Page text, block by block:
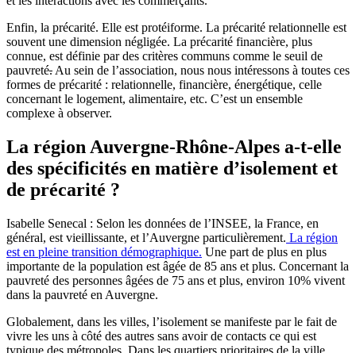
Enfin, la précarité. Elle est protéiforme. La précarité relationnelle est
souvent une dimension négligée. La précarité financière, plus
connue, est définie par des critères communs comme le seuil de
pauvreté. Au sein de l’association, nous nous intéressons à toutes ces
formes de précarité : relationnelle, financière, énergétique, celle
concernant le logement, alimentaire, etc. C’est un ensemble
complexe à observer.
La région Auvergne-Rhône-Alpes a-t-elle
des spécificités en matière d’isolement et
de précarité ?
Isabelle Senecal : Selon les données de l’INSEE, la France, en
général, est vieillissante, et l’Auvergne particulièrement. La région
est en pleine transition démographique. Une part de plus en plus
importante de la population est âgée de 85 ans et plus. Concernant la
pauvreté des personnes âgées de 75 ans et plus, environ 10% vivent
dans la pauvreté en Auvergne.
Globalement, dans les villes, l’isolement se manifeste par le fait de
vivre les uns à côté des autres sans avoir de contacts ce qui est
typique des métropoles. Dans les quartiers prioritaires de la ville